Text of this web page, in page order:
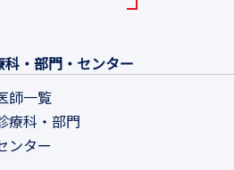
科・部門・センター
師一覧
療科・部門
ンター